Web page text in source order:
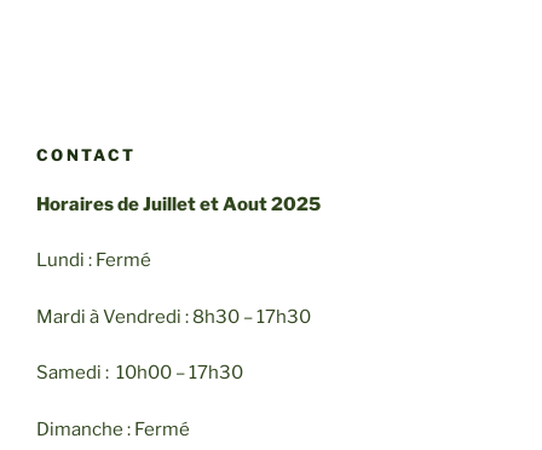
CONTACT
Horaires de Juillet et Aout 2025
Lundi : Fermé
Mardi à Vendredi : 8h30 – 17h30
Samedi : 10h00 – 17h30
Dimanche : Fermé